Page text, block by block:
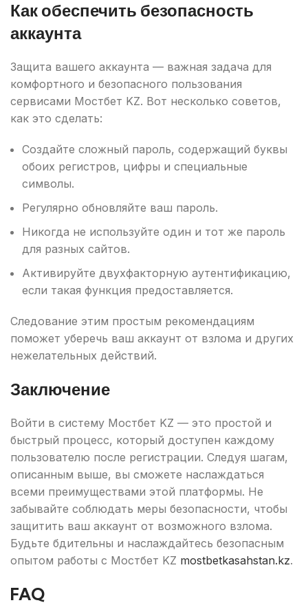
Как обеспечить безопасность
аккаунта
Защита вашего аккаунта — важная задача для
комфортного и безопасного пользования
сервисами Мостбет KZ. Вот несколько советов,
как это сделать:
Создайте сложный пароль, содержащий буквы
обоих регистров, цифры и специальные
символы.
Регулярно обновляйте ваш пароль.
Никогда не используйте один и тот же пароль
для разных сайтов.
Активируйте двухфакторную аутентификацию,
если такая функция предоставляется.
Следование этим простым рекомендациям
поможет уберечь ваш аккаунт от взлома и других
нежелательных действий.
Заключение
Войти в систему Мостбет KZ — это простой и
быстрый процесс, который доступен каждому
пользователю после регистрации. Следуя шагам,
описанным выше, вы сможете наслаждаться
всеми преимуществами этой платформы. Не
забывайте соблюдать меры безопасности, чтобы
защитить ваш аккаунт от возможного взлома.
Будьте бдительны и наслаждайтесь безопасным
опытом работы с Мостбет KZ mostbetkasahstan.kz.
FAQ